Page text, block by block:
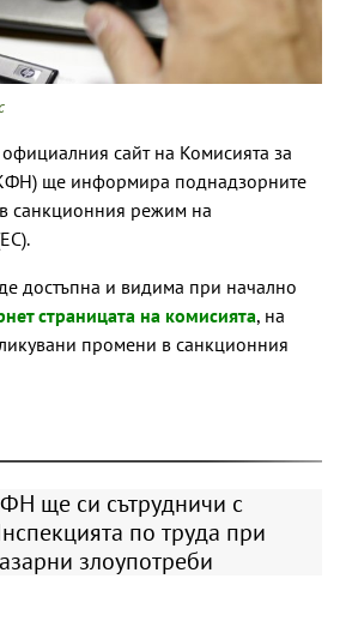
сайт на Комисията за
ще информира поднадзорните
санкционния режим на
достъпна и видима при начално
страницата на комисията, на
промени в санкционния
ще си сътрудничи с
по труда при
злоупотреби